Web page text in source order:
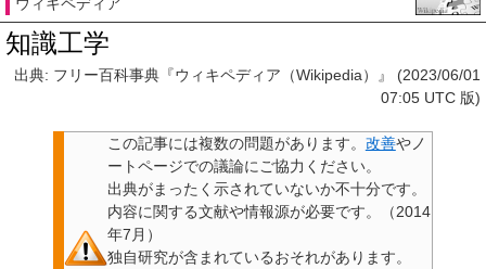
知識工学
出典: フリー百科事典『ウィキペディア（Wikipedia）』 (2023/06/01
07:05 UTC 版)
この記事には複数の問題があります。 改善やノ
ートページでの議論にご協力ください。
出典がまったく示されていないか不十分です。
内容に関する文献や情報源が必要です。
（2014
年7月 ）
独自研究が含まれているおそれがあります。